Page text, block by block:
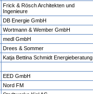
Frick & Rösch Architekten und
Ingenieure
DB Energie GmbH
Wortmann & Wember GmbH
medl GmbH
Drees & Sommer
Katja Bettina Schmidt Energieberatung
EED GmbH
Nord FM